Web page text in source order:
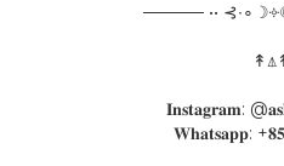
───── ••
𝐈𝐧𝐬𝐭𝐚𝐠𝐫𝐚𝐦:
𝐖𝐡𝐚𝐭𝐬𝐚𝐩𝐩: